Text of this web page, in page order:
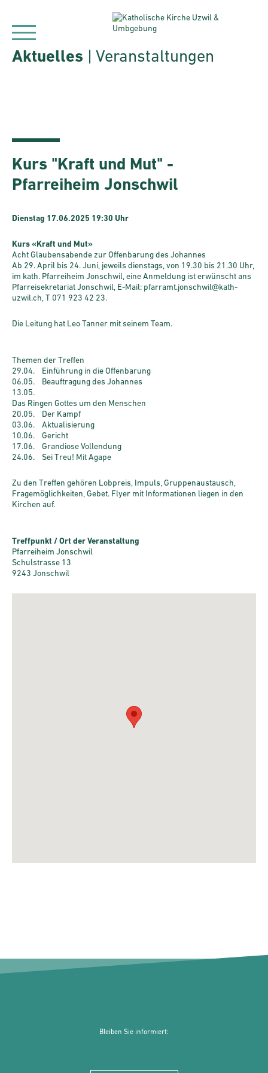
Aktuelles | Veranstaltungen
Kurs "Kraft und Mut" -
Pfarreiheim Jonschwil
Dienstag 17.06.2025 19:30 Uhr
Kurs «Kraft und Mut»
Acht Glaubensabende zur Offenbarung des Johannes
Ab 29. April bis 24. Juni, jeweils dienstags, von 19.30 bis 21.30 Uhr,
im kath. Pfarrei­heim Jonschwil, eine Anmeldung ist erwünscht ans
Pfarreisekretariat Jonschwil, E-Mail: pfarramt.jonschwil@kath-
uzwil.ch, T 071 923 42 23.
Die Leitung hat Leo Tanner mit seinem Team.
Themen der Treffen
29.04. Einführung in die Offenbarung
06.05. Beauftragung des Johannes
13.05.
Das Ringen Gottes um den ­Menschen
20.05. Der Kampf
03.06. Aktualisierung
10.06. Gericht
17.06. Grandiose Vollendung
24.06. Sei Treu! Mit Agape
Zu den Treffen gehören Lobpreis, Impuls, Gruppenaustausch,
Fragemöglichkeiten, Gebet. Flyer mit Informationen liegen in den
Kirchen auf.
Treffpunkt / Ort der Veranstaltung
Pfarreiheim Jonschwil
Schulstrasse 13
9243 Jonschwil
Bleiben Sie informiert: